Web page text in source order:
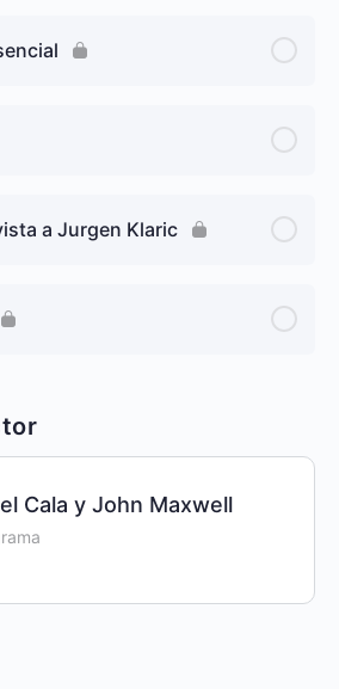
a Jurgen Klaric
Cala y John Maxwell